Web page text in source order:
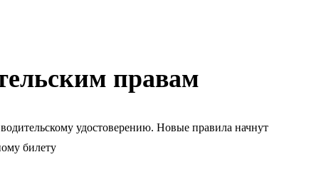
правам
удостоверению. Новые правила начнут
билету